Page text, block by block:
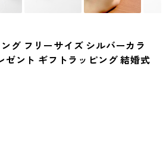
グ フリーサイズ シルバーカラ
ゼント ギフトラッピング 結婚式